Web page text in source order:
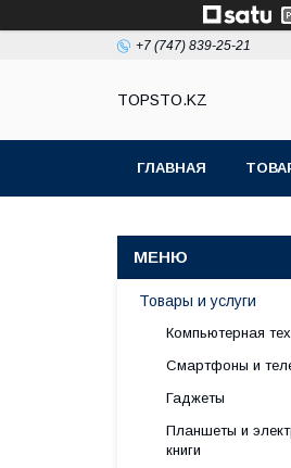
+7 (747) 839-25-21
TOPSTO.KZ
ГЛАВНАЯ
Товары и услуги
Компьютерная
Смартфоны и
Гаджеты
Планшеты и
книги